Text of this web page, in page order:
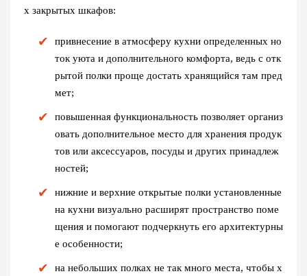
х закрытых шкафов:
привнесение в атмосферу кухни определенных но
ток уюта и дополнительного комфорта, ведь с отк
рытой полки проще достать хранящийся там пред
мет;
повышенная функциональность позволяет организ
овать дополнительное место для хранения продук
тов или аксессуаров, посуды и других принадлеж
ностей;
нижние и верхние открытые полки установленные
на кухни визуально расширят пространство поме
щения и помогают подчеркнуть его архитектурны
е особенности;
на небольших полках не так много места, чтобы х